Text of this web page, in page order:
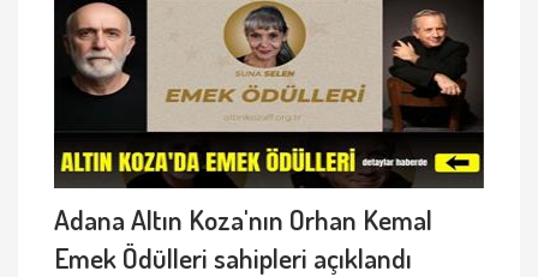
Adana Altın Koza'nın Orhan Kemal
Emek Ödülleri sahipleri açıklandı